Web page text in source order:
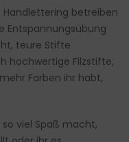
Handlettering betreiben
Entspannungsübung
teure Stifte
hochwertige Filzstifte,
Farben ihr habt,
viel Spaß macht,